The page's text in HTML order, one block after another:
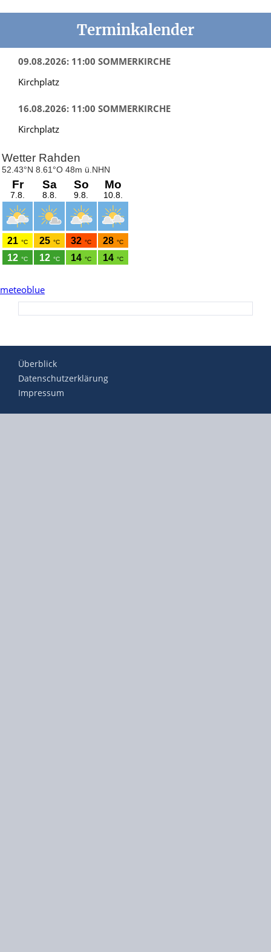
Terminkalender
09.08.2026: 11:00 SOMMERKIRCHE
Kirchplatz
16.08.2026: 11:00 SOMMERKIRCHE
Kirchplatz
meteoblue
Überblick
Datenschutzerklärung
Impressum